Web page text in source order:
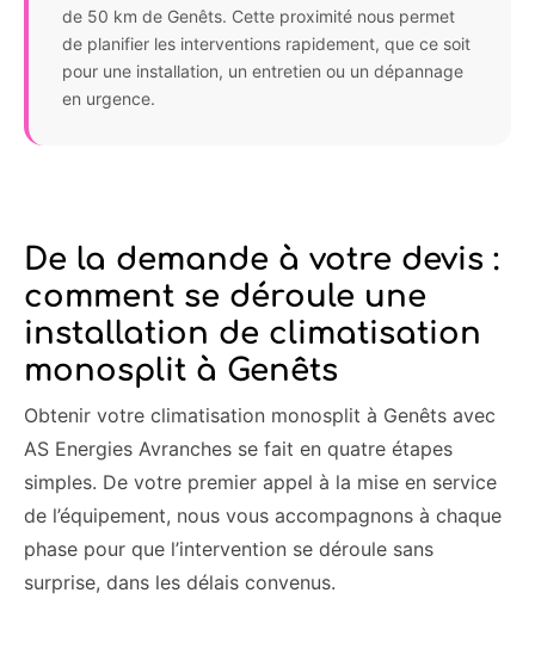
de 50 km de Genêts. Cette proximité nous permet
de planifier les interventions rapidement, que ce soit
pour une installation, un entretien ou un dépannage
en urgence.
De la demande à votre devis :
comment se déroule une
installation de climatisation
monosplit à Genêts
Obtenir votre climatisation monosplit à Genêts avec
AS Energies Avranches se fait en quatre étapes
simples. De votre premier appel à la mise en service
de l’équipement, nous vous accompagnons à chaque
phase pour que l’intervention se déroule sans
surprise, dans les délais convenus.